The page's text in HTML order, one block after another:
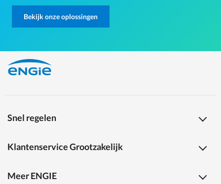
Bekijk onze oplossingen
Snel regelen
Klantenservice Grootzakelijk
Meer ENGIE